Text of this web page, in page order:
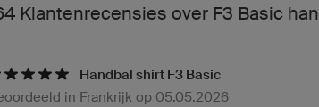
Klantenrecensies over F3 Basic
Handbal shirt F3 Basic
in Frankrijk op 05.05.2026